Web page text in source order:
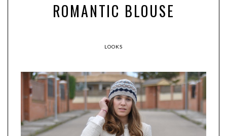
ROMANTIC BLOUSE
LOOKS